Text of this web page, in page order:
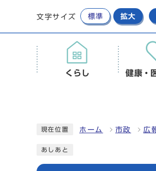
文字サイズ 標準 拡大
くらし 健康・
現在位置 ホーム 市政 広
あしあと